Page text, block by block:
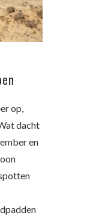
op,
dacht
en